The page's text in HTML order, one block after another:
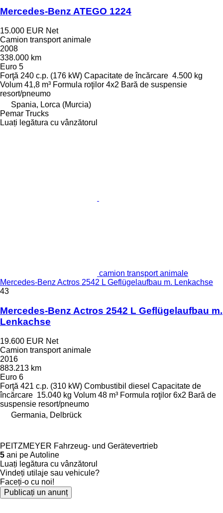
Mercedes-Benz ATEGO 1224
15.000 EUR Net
Camion transport animale
2008
338.000 km
Euro 5
Forţă 240 c.p. (176 kW) Capacitate de încărcare 4.500 kg
Volum 41,8 m³ Formula roţilor 4x2 Bară de suspensie
resort/pneumo
Spania, Lorca (Murcia)
Pemar Trucks
Luați legătura cu vânzătorul
camion transport animale
Mercedes-Benz Actros 2542 L Geflügelaufbau m. Lenkachse
43
Mercedes-Benz Actros 2542 L Geflügelaufbau m.
Lenkachse
19.600 EUR Net
Camion transport animale
2016
883.213 km
Euro 6
Forţă 421 c.p. (310 kW) Combustibil diesel Capacitate de
încărcare 15.040 kg Volum 48 m³ Formula roţilor 6x2 Bară de
suspensie resort/pneumo
Germania, Delbrück
PEITZMEYER Fahrzeug- und Gerätevertrieb
5 ani pe Autoline
Luați legătura cu vânzătorul
Vindeți utilaje sau vehicule?
Faceți-o cu noi!
Publicați un anunț